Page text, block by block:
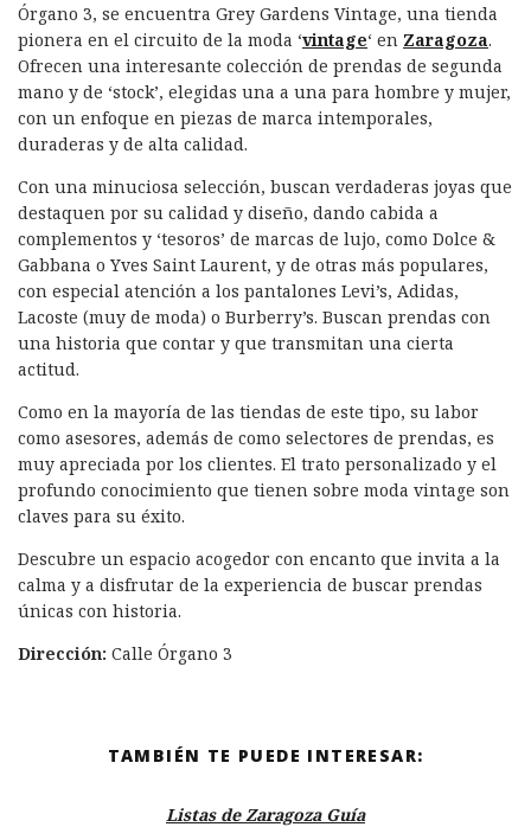
Órgano 3, se encuentra Grey Gardens Vintage, una tienda
pionera en el circuito de la moda ‘vintage‘ en Zaragoza.
Ofrecen una interesante colección de prendas de segunda
mano y de ‘stock’, elegidas una a una para hombre y mujer,
con un enfoque en piezas de marca intemporales,
duraderas y de alta calidad.
Con una minuciosa selección, buscan verdaderas joyas que
destaquen por su calidad y diseño, dando cabida a
complementos y ‘tesoros’ de marcas de lujo, como Dolce &
Gabbana o Yves Saint Laurent, y de otras más populares,
con especial atención a los pantalones Levi’s, Adidas,
Lacoste (muy de moda) o Burberry’s. Buscan prendas con
una historia que contar y que transmitan una cierta
actitud.
Como en la mayoría de las tiendas de este tipo, su labor
como asesores, además de como selectores de prendas, es
muy apreciada por los clientes. El trato personalizado y el
profundo conocimiento que tienen sobre moda vintage son
claves para su éxito.
Descubre un espacio acogedor con encanto que invita a la
calma y a disfrutar de la experiencia de buscar prendas
únicas con historia.
Dirección: Calle Órgano 3
TAMBIÉN TE PUEDE INTERESAR:
Listas de Zaragoza Guía